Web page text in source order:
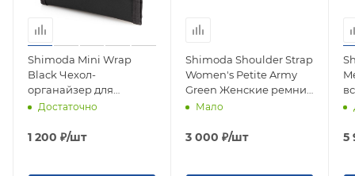
Shimoda Mini Wrap
Black Чехол-
органайзер для
фильтров или
Достаточно
1 200 ₽/шт
Shimoda Shoulder Strap
Women's Petite Army
Green Женские ремни
для рюкзака 520-262
Мало
3 000 ₽/шт 5